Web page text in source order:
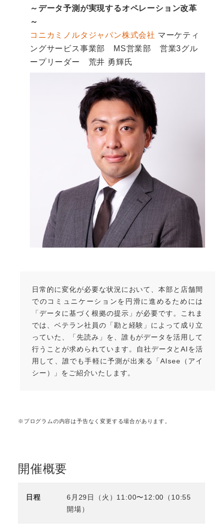
～データ予測が実現するオペレーション改革
～
コニカミノルタジャパン株式会社 マーケティ
ングサービス事業部 MS営業部 営業3グル
ープリーダー 荒井 勇輝氏
日常的に変化が必要な状況において、本部と店舗間
でのコミュニケーションを円滑に進めるためには
「データに基づく根拠の提示」が必要です。これま
では、ベテラン社員の「勘と経験」によって成り立
っていた、「先読み」を、誰もがデータを活用して
行うことが求められています。自社データとAIを活
用して、誰でも手軽に予測が出来る「AIsee（アイ
シー）」をご紹介いたします。
※プログラムの内容は予告なく変更する場合があります。
開催概要
日程
6月29日（火）11:00〜12:00（10:55
開場）